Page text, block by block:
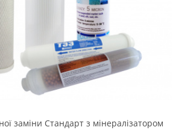
заміни Стандарт з мінералізатором